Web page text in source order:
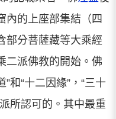
內的上座部集結（四
部分菩薩藏等大乘經
二派佛教的開始。佛
”和“十二因緣”，“三十
所認可的。其中最重